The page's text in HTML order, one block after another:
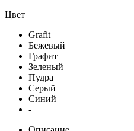
Цвет
Grafit
Бежевый
Графит
Зеленый
Пудра
Серый
Синий
-